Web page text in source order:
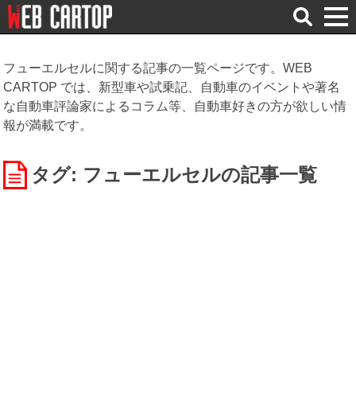
検
索
フューエルセルに関する記事の一覧ページです。WEB
CARTOP では、新型車や試乗記、自動車のイベントや著名
な自動車評論家によるコラム等、自動車好きの方が欲しい情
報が満載です。
タグ: フューエルセルの記事一覧